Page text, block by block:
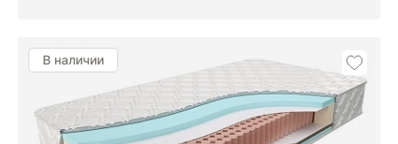
В наличии